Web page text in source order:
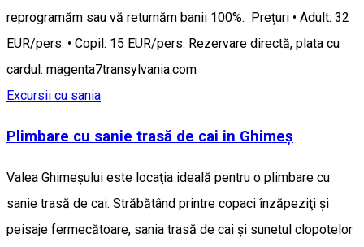
reprogramăm sau vă returnăm banii 100%. Prețuri • Adult: 32
EUR/pers. • Copil: 15 EUR/pers. Rezervare directă, plata cu
cardul: magenta7transylvania.com
Excursii cu sania
Plimbare cu sanie trasă de cai in Ghimeş
Valea Ghimeşului este locaţia ideală pentru o plimbare cu
sanie trasă de cai. Străbătând printre copaci înzăpeziţi şi
peisaje fermecătoare, sania trasă de cai şi sunetul clopotelor